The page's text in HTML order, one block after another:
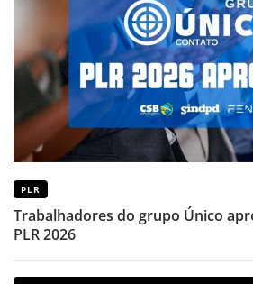
PLR
Trabalhadores do grupo Único
PLR 2026